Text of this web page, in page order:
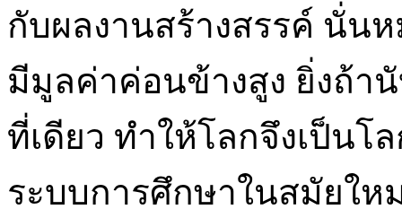
กับผลงานสร้างสรรค์ นั่น
มีมูลค่าค่อนข้างสูง ยิ่งถ้า
ที่เดียว ทำให้โลกจึงเป็นโ
ระบบการศึกษาในสมัยใ